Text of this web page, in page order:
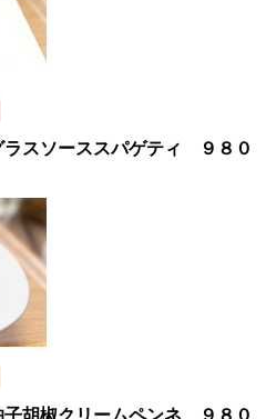
スソーススパゲティ
９８０
胡椒クリームペンネ
９８０